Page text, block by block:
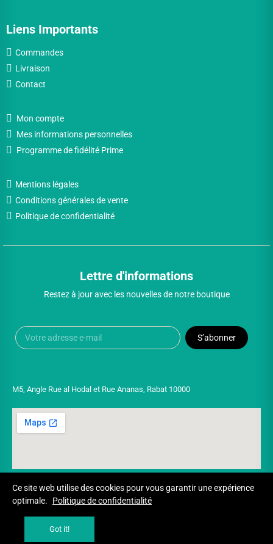
Liens Importants
Commandes
Livraison
Contact
Mon compte
Mes informations personnelles
Programme de fidélité Prime
Mentions légales
Conditions générales de vente
Politique de confidentialité
Lettre d'informations
Restez à jour avec les nouvelles de notre boutique
S’abonner
M5, Angle Rue al Hodal et Rue Ananas, Rabat 10000
Ce site web utilise des cookies pour vous garantir une expérience
optimale.
Politique de confidentialité
Got it!